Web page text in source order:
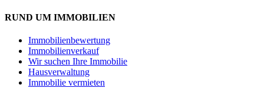
RUND UM IMMOBILIEN
Immobilienbewertung
Immobilienverkauf
Wir suchen Ihre Immobilie
Hausverwaltung
Immobilie vermieten